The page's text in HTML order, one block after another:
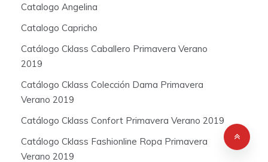
Catalogo Angelina
Catalogo Capricho
Catálogo Cklass Caballero Primavera Verano
2019
Catálogo Cklass Colección Dama Primavera
Verano 2019
Catálogo Cklass Confort Primavera Verano 2019
Catálogo Cklass Fashionline Ropa Primavera
Verano 2019